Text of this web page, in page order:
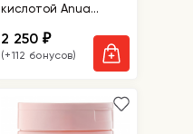
кислотой Anua
Redness Soothing
Pad
2 250₽
(+112 бонусов)